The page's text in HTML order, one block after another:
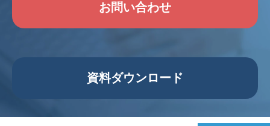
お問い合わせ
資料ダウンロード